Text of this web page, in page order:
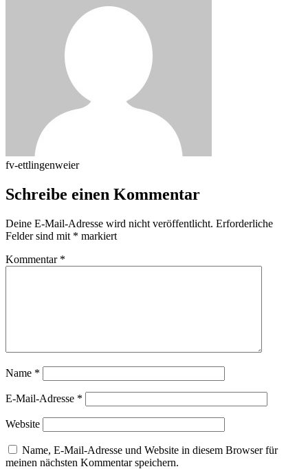
fv-ettlingenweier
Schreibe einen Kommentar
Deine E-Mail-Adresse wird nicht veröffentlicht. Erforderliche
Felder sind mit * markiert
Kommentar *
Name *
E-Mail-Adresse *
Website
Name, E-Mail-Adresse und Website in diesem Browser für
meinen nächsten Kommentar speichern.